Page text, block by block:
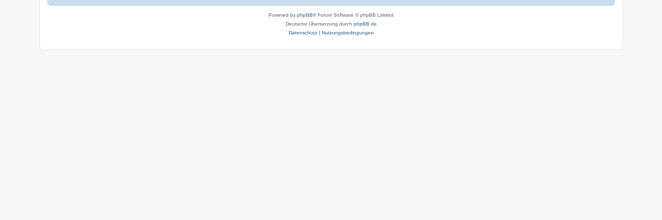
Powered by phpBB® Forum Software © phpBB Limited
Deutsche Übersetzung durch phpBB.de
Datenschutz| Nutzungsbedingungen